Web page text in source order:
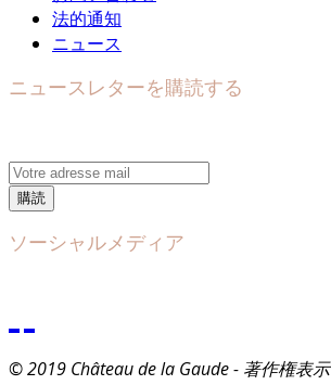
法的通知
ニュース
ニュースレターを購読する
購読
ソーシャルメディア
© 2019 Château de la Gaude - 著作権表示